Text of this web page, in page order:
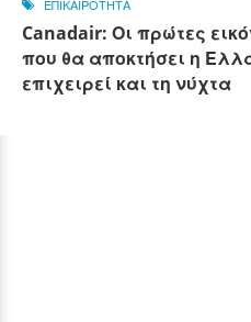
ΕΠΙΚΑΙΡΟΤΗΤΑ
Canadair: Οι πρώτες
που θα αποκτήσει η
επιχειρεί και τη νύχτα